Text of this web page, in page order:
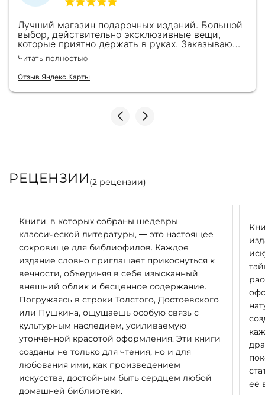
Лучший магазин подарочных изданий. Большой
выбор, действительно эксклюзивные вещи,
которые приятно держать в руках. Заказываю
здесь уже второй раз для бизнес-партнеров,
всегда всё безупречно — от общения с
консультантами до качества самих книг.
Однозначно рекомендую
Читать полностью
Отзыв Яндекс.Карты
РЕЦЕНЗИИ(2 рецензии)
Книги, в которых собраны шедевры
классической литературы, — это настоящее
сокровище для библиофилов. Каждое
издание словно приглашает прикоснуться к
вечности, объединяя в себе изысканный
внешний облик и бесценное содержание.
Погружаясь в строки Толстого, Достоевского
или Пушкина, ощущаешь особую связь с
культурным наследием, усиливаемую
утончённой красотой оформления. Эти книги
созданы не только для чтения, но и для
любования ими, как произведением
искусства, достойным быть сердцем любой
домашней библиотеки.
её